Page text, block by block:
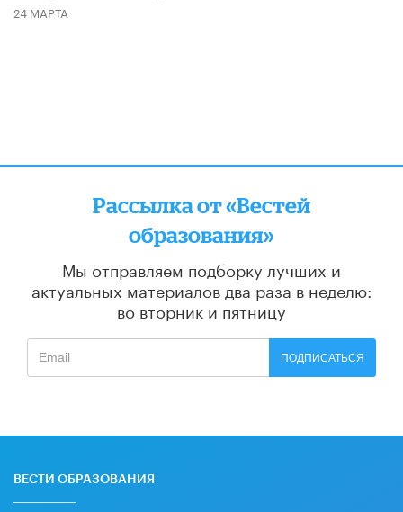
24 МАРТА
Рассылка от «Вестей
образования»
Мы отправляем подборку лучших и
актуальных материалов два раза в неделю:
во вторник и пятницу
ПОДПИСАТЬСЯ
ВЕСТИ ОБРАЗОВАНИЯ